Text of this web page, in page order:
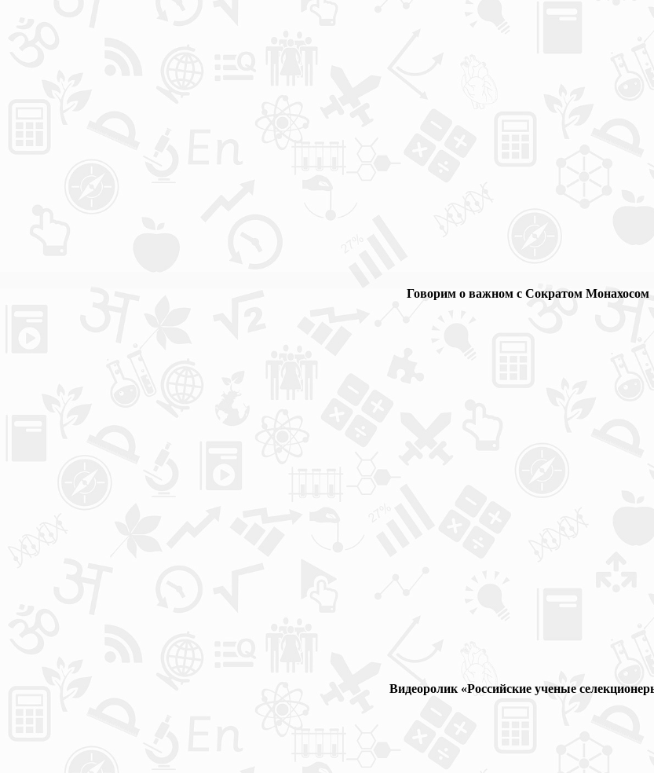
Говорим о важном с Сократом Монахосом
Видеоролик «Российские ученые